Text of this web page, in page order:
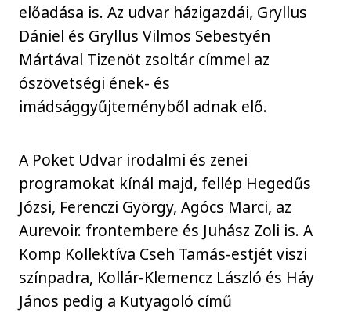
előadása is. Az udvar házigazdái, Gryllus
Dániel és Gryllus Vilmos Sebestyén
Mártával Tizenöt zsoltár címmel az
ószövetségi ének- és
imádsággyűjteményből adnak elő.
A Poket Udvar irodalmi és zenei
programokat kínál majd, fellép Hegedűs
Józsi, Ferenczi György, Agócs Marci, az
Aurevoir. frontembere és Juhász Zoli is. A
Komp Kollektíva Cseh Tamás-estjét viszi
színpadra, Kollár-Klemencz László és Háy
János pedig a Kutyagoló című